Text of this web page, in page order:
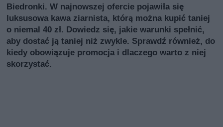
Biedronki. W najnowszej ofercie pojawiła się
luksusowa kawa ziarnista, którą można kupić taniej
o niemal 40 zł. Dowiedz się, jakie warunki spełnić,
aby dostać ją taniej niż zwykle. Sprawdź również, do
kiedy obowiązuje promocja i dlaczego warto z niej
skorzystać.